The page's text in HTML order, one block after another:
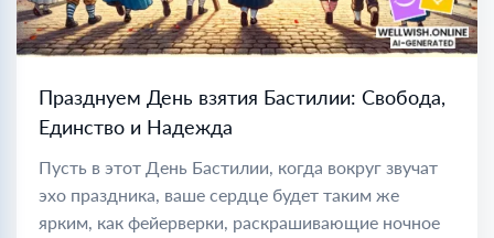
Празднуем День взятия Бастилии: Свобода,
Единство и Надежда
Пусть в этот День Бастилии, когда вокруг звучат
эхо праздника, ваше сердце будет таким же
ярким, как фейерверки, раскрашивающие ночное